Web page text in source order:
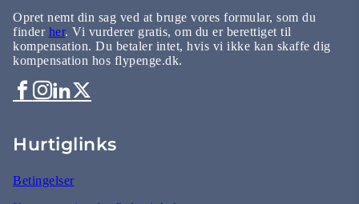
Opret nemt din sag ved at bruge vores formular, som du
finder her. Vi vurderer gratis, om du er berettiget til
kompensation. Du betaler intet, hvis vi ikke kan skaffe dig
kompensation hos flypenge.dk.
Hurtiglinks
Betingelser